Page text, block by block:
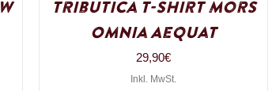
Tributica T-Shirt Mors
Omnia Aequat
29,90€
Inkl. MwSt.